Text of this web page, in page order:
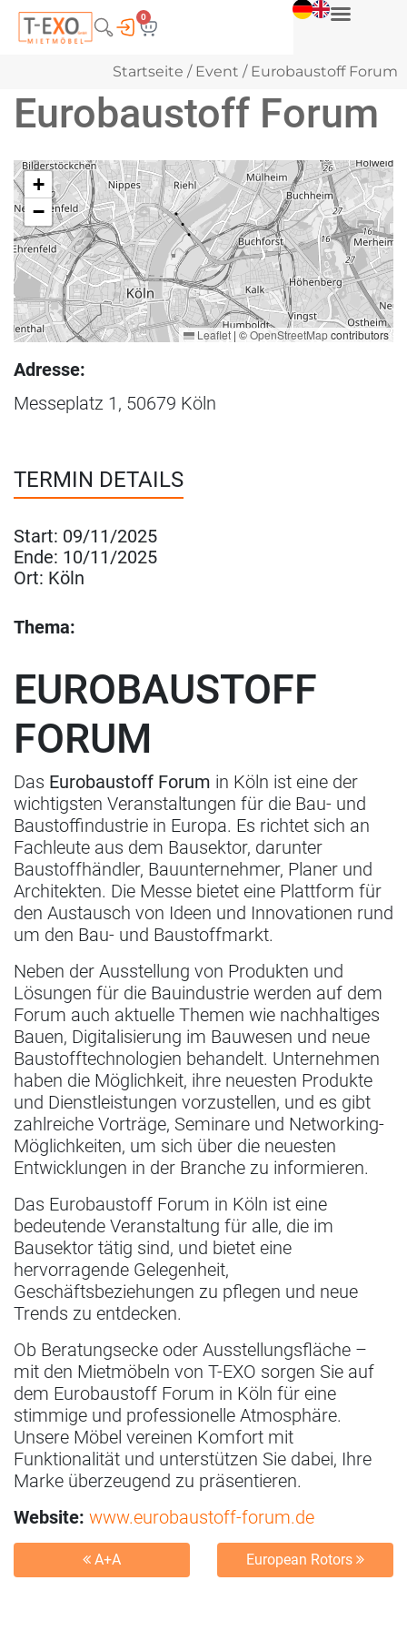
0
Startseite / Event / Eurobaustoff Forum
Eurobaustoff Forum
+
−
Leaflet | ©OpenStreetMapcontributors
Adresse:
Messeplatz 1, 50679 Köln
TERMIN DETAILS
Start: 09/11/2025
Ende: 10/11/2025
Ort: Köln
Thema:
EUROBAUSTOFF
FORUM
Das Eurobaustoff Forum in Köln ist eine der
wichtigsten Veranstaltungen für die Bau- und
Baustoffindustrie in Europa. Es richtet sich an
Fachleute aus dem Bausektor, darunter
Baustoffhändler, Bauunternehmer, Planer und
Architekten. Die Messe bietet eine Plattform für
den Austausch von Ideen und Innovationen rund
um den Bau- und Baustoffmarkt.
Neben der Ausstellung von Produkten und
Lösungen für die Bauindustrie werden auf dem
Forum auch aktuelle Themen wie nachhaltiges
Bauen, Digitalisierung im Bauwesen und neue
Baustofftechnologien behandelt. Unternehmen
haben die Möglichkeit, ihre neuesten Produkte
und Dienstleistungen vorzustellen, und es gibt
zahlreiche Vorträge, Seminare und Networking-
Möglichkeiten, um sich über die neuesten
Entwicklungen in der Branche zu informieren.
Das Eurobaustoff Forum in Köln ist eine
bedeutende Veranstaltung für alle, die im
Bausektor tätig sind, und bietet eine
hervorragende Gelegenheit,
Geschäftsbeziehungen zu pflegen und neue
Trends zu entdecken.
Ob Beratungsecke oder Ausstellungsfläche –
mit den Mietmöbeln von T-EXO sorgen Sie auf
dem Eurobaustoff Forum in Köln für eine
stimmige und professionelle Atmosphäre.
Unsere Möbel vereinen Komfort mit
Funktionalität und unterstützen Sie dabei, Ihre
Marke überzeugend zu präsentieren.
Website: www.eurobaustoff-forum.de
A+A European Rotors